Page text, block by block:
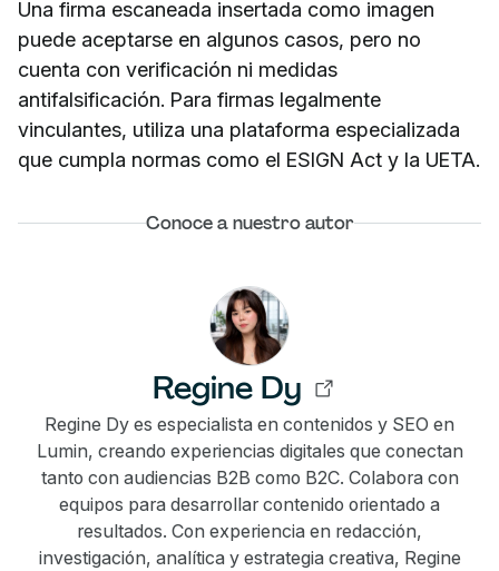
Una firma escaneada insertada como imagen
puede aceptarse en algunos casos, pero no
cuenta con verificación ni medidas
antifalsificación. Para firmas legalmente
vinculantes, utiliza una plataforma especializada
que cumpla normas como el ESIGN Act y la UETA.
Conoce a nuestro autor
Regine Dy
Regine Dy es especialista en contenidos y SEO en
Lumin, creando experiencias digitales que conectan
tanto con audiencias B2B como B2C. Colabora con
equipos para desarrollar contenido orientado a
resultados. Con experiencia en redacción,
investigación, analítica y estrategia creativa, Regine